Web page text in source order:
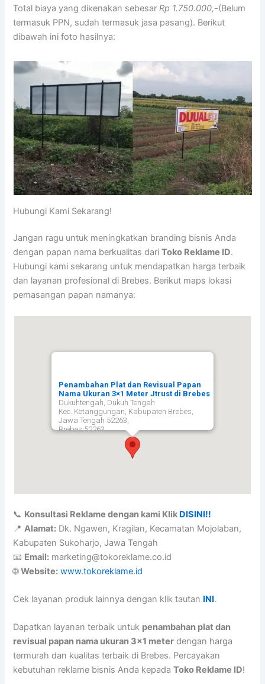
Total biaya yang dikenakan sebesarRp 1.750.000,-(Belum
termasuk PPN, sudah termasuk jasa pasang). Berikut
dibawah ini foto hasilnya:
Hubungi Kami Sekarang!
Jangan ragu untuk meningkatkan branding bisnis Anda
dengan papan nama berkualitas dariToko Reklame ID.
Hubungi kami sekarang untuk mendapatkan harga terbaik
dan layanan profesional di Brebes. Berikut maps lokasi
pemasangan papan namanya:
Penambahan Plat dan Revisual Papan
Nama Ukuran 3×1 Meter Jtrust di Brebes
Dukuhtengah, Dukuh Tengah
Kec. Ketanggungan, Kabupaten Brebes,
Jawa Tengah 52263,
Brebes 52263
📞 Konsultasi Reklame dengan kami Klik DISINI!!
📍Alamat: Dk. Ngawen, Kragilan, Kecamatan Mojolaban,
Kabupaten Sukoharjo, Jawa Tengah
📧 Email: marketing@tokoreklame.co.id
🌐Website: www.tokoreklame.id
Cek layanan produk lainnya dengan klik tautan INI.
Dapatkan layanan terbaik untuk penambahan plat dan
revisual papan nama ukuran 3×1 meter dengan harga
termurah dan kualitas terbaik di Brebes. Percayakan
kebutuhan reklame bisnis Anda kepadaToko Reklame ID!